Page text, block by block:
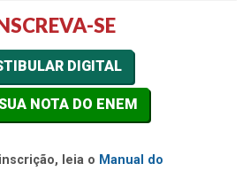
SE
DIGITAL
NOTA DO ENEM
leia o Manual do